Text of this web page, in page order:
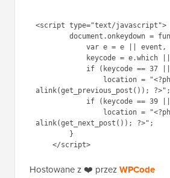
<script type="text/javascript">
alink(get_previous_post()); ?>";
alink(get_next_post()); ?>";
    </script>
Hostowane z ❤️ przezWPCode